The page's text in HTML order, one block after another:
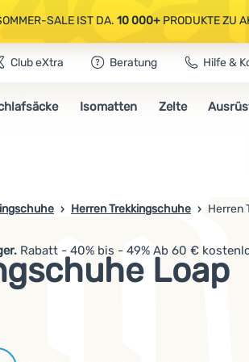
SALE IST DA. 10 000+PRODUKTE ZU
CAMPING- &
SALE IST DA.10 000+PRODUKTE ZU
Club eXtra Beratung Hilfe &
Isomatten Zelte
Herren Trekkingschuhe Herren
Loap
Rabatt - 40% bis - 49% Ab 60 €